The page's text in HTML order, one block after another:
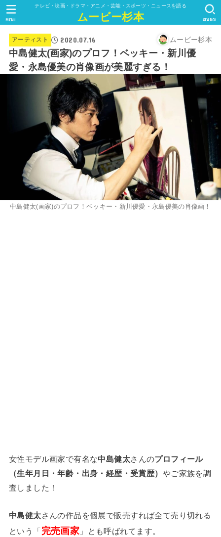
テレビ・映画・ドラマ・アニメ・芸能・スポーツ・ニュースを語る
ムービー杉本 SEARCH
MENU
アーティスト 2020.07.16 ムービー杉本
中島健太(画家)のプロフ！ベッキー・新川優
愛・永島優美の肖像画が美麗すぎる！
中島健太(画家)のプロフ！ベッキー・新川優愛・永島優美の肖像画！
女性モデル画家で有名な中島健太さんのプロフィール
（生年月日・年齢・出身・経歴・受賞歴） やご家族を調
査しました！
中島健太さんの作品を個展で販売すれば全て売り切れる
という「完売画家 」とも呼ばれてます。